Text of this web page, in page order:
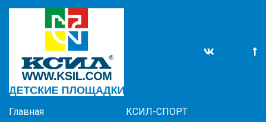
Главная КСИЛ-СПОРТ